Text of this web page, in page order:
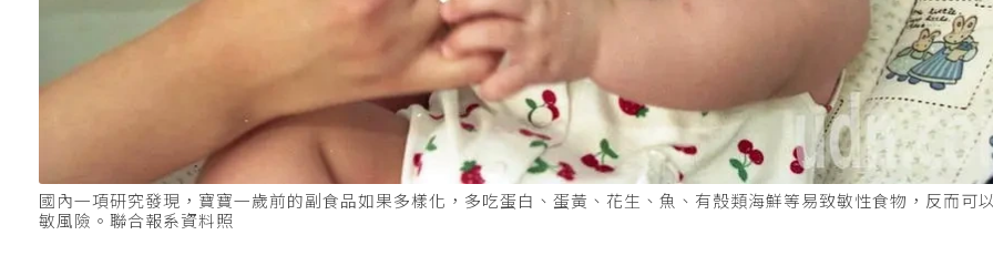
國內一項研究發現，寶寶一歲前的副食品如果多樣化，多吃蛋白、蛋黃、花生、魚、有殼類海鮮等易致敏性食物，反而可
敏風險。聯合報系資料照